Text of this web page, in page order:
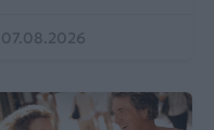
07.08.2026